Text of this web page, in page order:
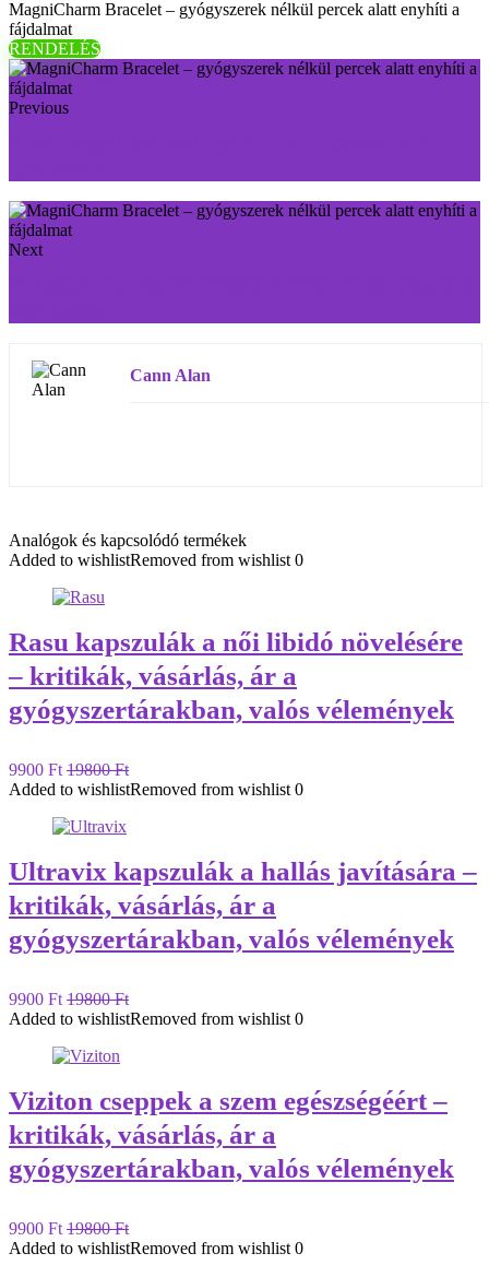
MagniCharm Bracelet – gyógyszerek nélkül percek alatt enyhíti a
fájdalmat
RENDELÉS
Previous
Next
Cann Alan
Analógok és kapcsolódó termékek
Added to wishlistRemoved from wishlist 0
Rasu kapszulák a női libidó növelésére
– kritikák, vásárlás, ár a
gyógyszertárakban, valós vélemények
9900 Ft 19800 Ft
Added to wishlistRemoved from wishlist 0
Ultravix kapszulák a hallás javítására –
kritikák, vásárlás, ár a
gyógyszertárakban, valós vélemények
9900 Ft 19800 Ft
Added to wishlistRemoved from wishlist 0
Viziton cseppek a szem egészségéért –
kritikák, vásárlás, ár a
gyógyszertárakban, valós vélemények
9900 Ft 19800 Ft
Added to wishlistRemoved from wishlist 0